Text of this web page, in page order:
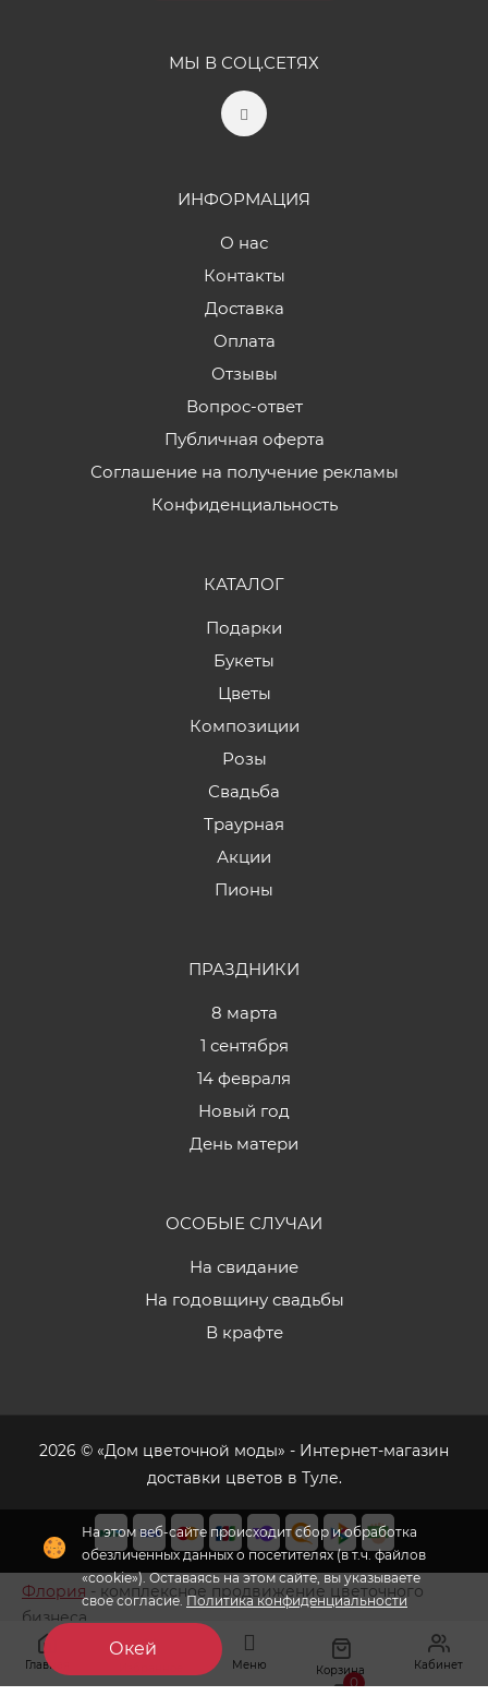
Главная Меню Корзина
0
Кабинет
На этом веб-сайте происходит сбор и обработка
обезличенных данных о посетителях (в т.ч. файлов
«cookie»). Оставаясь на этом сайте, вы указываете
свое согласие.Политика конфиденциальности
Окей
МЫ В СОЦ.СЕТЯХ
ИНФОРМАЦИЯ
О нас
Контакты
Доставка
Оплата
Отзывы
Вопрос-ответ
Публичная оферта
Соглашение на получение рекламы
Конфиденциальность
КАТАЛОГ
Подарки
Букеты
Цветы
Композиции
Розы
Свадьба
Траурная
Акции
Пионы
ПРАЗДНИКИ
8 марта
1 сентября
14 февраля
Новый год
День матери
ОСОБЫЕ СЛУЧАИ
На свидание
На годовщину свадьбы
В крафте
2026 © «Дом цветочной моды» - Интернет-магазин
доставки цветов в Туле.
Флория - комплексное продвижение цветочного
бизнеса